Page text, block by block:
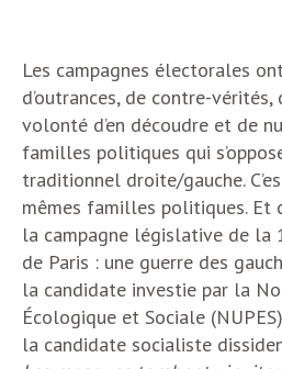
Les campagnes électorales
d’outrances, de contre-vérités,
volonté d’en découdre et de
familles politiques qui
traditionnel droite/gauche.
mêmes familles politiques. Et
la campagne législative de la
de Paris : une guerre des
la candidate investie par la
Écologique et Sociale
la candidate socialiste